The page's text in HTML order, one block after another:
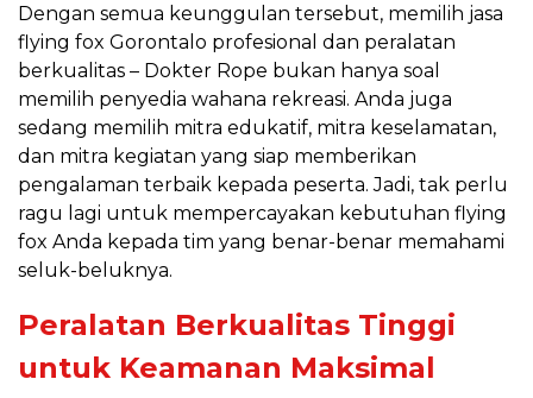
Dengan semua keunggulan tersebut, memilih jasa
flying fox Gorontalo profesional dan peralatan
berkualitas – Dokter Rope bukan hanya soal
memilih penyedia wahana rekreasi. Anda juga
sedang memilih mitra edukatif, mitra keselamatan,
dan mitra kegiatan yang siap memberikan
pengalaman terbaik kepada peserta. Jadi, tak perlu
ragu lagi untuk mempercayakan kebutuhan flying
fox Anda kepada tim yang benar-benar memahami
seluk-beluknya.
Peralatan Berkualitas Tinggi
untuk Keamanan Maksimal